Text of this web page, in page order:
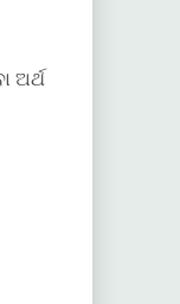
ଅର୍ଥ